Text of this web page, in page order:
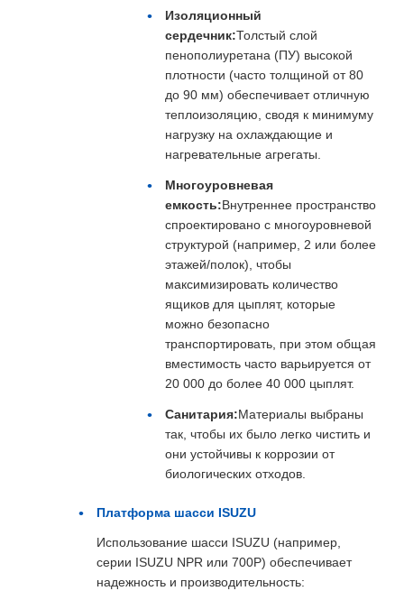
Изоляционный
сердечник:Толстый слой
пенополиуретана (ПУ) высокой
плотности (часто толщиной от 80
до 90 мм) обеспечивает отличную
теплоизоляцию, сводя к минимуму
нагрузку на охлаждающие и
нагревательные агрегаты.
Многоуровневая
емкость:Внутреннее пространство
спроектировано с многоуровневой
структурой (например, 2 или более
этажей/полок), чтобы
максимизировать количество
ящиков для цыплят, которые
можно безопасно
транспортировать, при этом общая
вместимость часто варьируется от
20 000 до более 40 000 цыплят.
Санитария:Материалы выбраны
так, чтобы их было легко чистить и
они устойчивы к коррозии от
биологических отходов.
Платформа шасси ISUZU
Использование шасси ISUZU (например,
серии ISUZU NPR или 700P) обеспечивает
надежность и производительность: